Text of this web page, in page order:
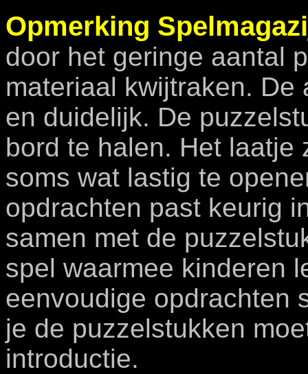
Opmerking
door het geringe aantal
materiaal kwijtraken.
en duidelijk. De
bord te halen. Het laatje
soms wat lastig te
opdrachten past keurig
samen met de
spel waarmee kinderen
eenvoudige opdrachten
je de puzzelstukken
introductie.